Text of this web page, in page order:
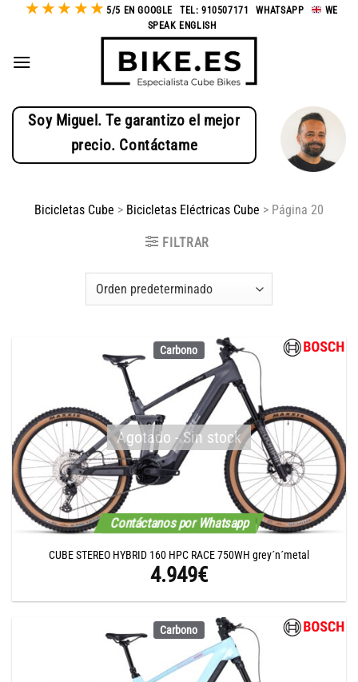
Saltar★ ★ ★ ★★ 5/5 EN GOOGLE TEL: 910507171 -WHATSAPP
WE
SPEAK ENGLISH
Soy Miguel. Te garantizo el mejor
precio. Contáctame
Bicicletas Cube > Bicicletas Eléctricas Cube > Página 20
FILTRAR
Carbono
Contáctanos por Whatsapp
Agotado - Sin stock
CUBE STEREO HYBRID 160 HPC RACE 750WH grey´n´metal
4.949€
Carbono